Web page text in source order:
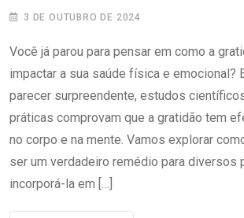
3 DE OUTUBRO DE 2024
Você já parou para pensar em como a
impactar a sua saúde física e emocional?
parecer surpreendente, estudos
práticas comprovam que a gratidão tem
no corpo e na mente. Vamos explorar
ser um verdadeiro remédio para diversos
incorporá-la em […]